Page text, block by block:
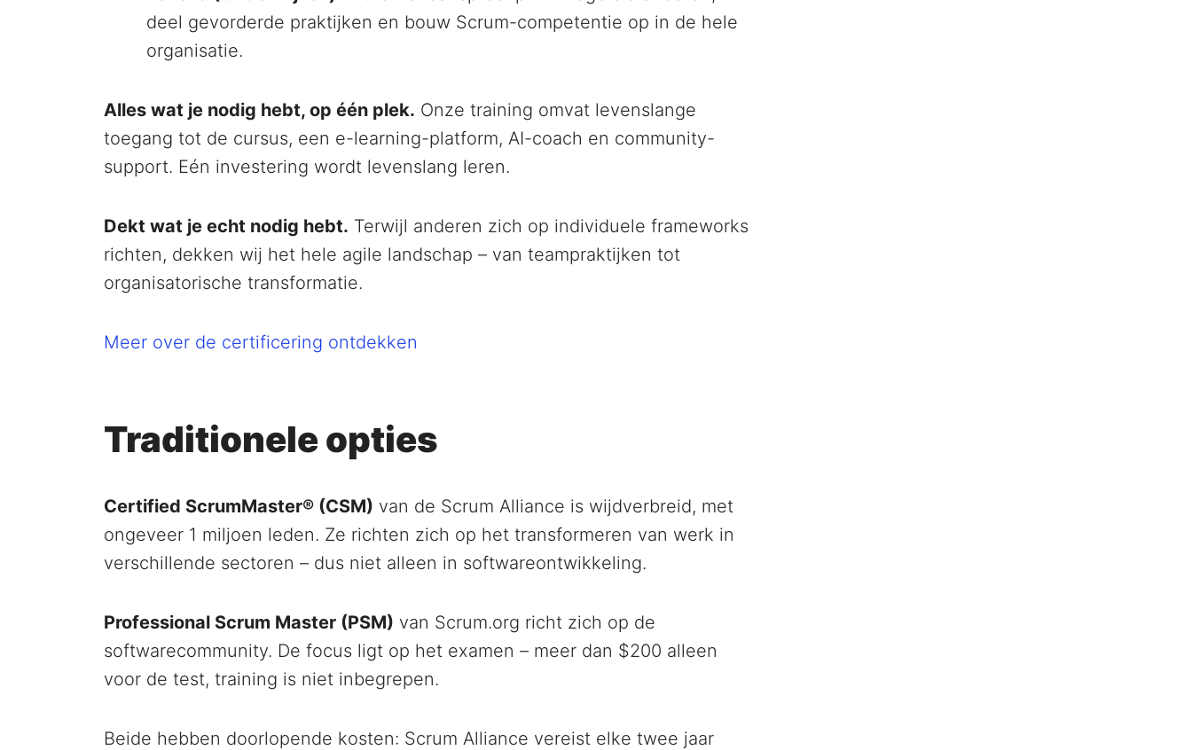
deel gevorderde praktijken en bouw Scrum-competentie op in de hele
organisatie.
Alles wat je nodig hebt, op één plek. Onze training omvat levenslange
toegang tot de cursus, een e-learning-platform, AI-coach en community-
support. Eén investering wordt levenslang leren.
Dekt wat je echt nodig hebt. Terwijl anderen zich op individuele frameworks
richten, dekken wij het hele agile landschap – van teampraktijken tot
organisatorische transformatie.
Meer over de certificering ontdekken
Traditionele opties
Certified ScrumMaster® (CSM) van de Scrum Alliance is wijdverbreid, met
ongeveer 1 miljoen leden. Ze richten zich op het transformeren van werk in
verschillende sectoren – dus niet alleen in softwareontwikkeling.
Professional Scrum Master (PSM) van Scrum.org richt zich op de
softwarecommunity. De focus ligt op het examen – meer dan $200 alleen
voor de test, training is niet inbegrepen.
Beide hebben doorlopende kosten: Scrum Alliance vereist elke twee jaar